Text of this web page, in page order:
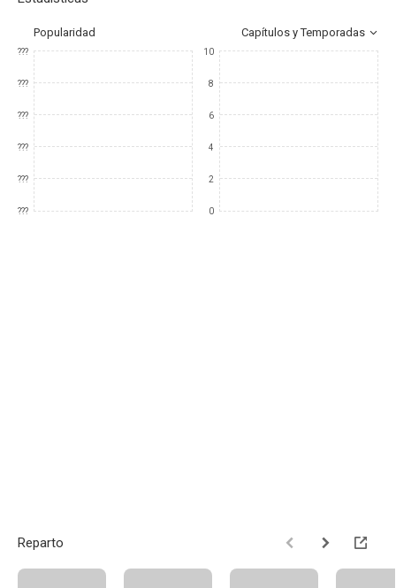
Popularidad Capítulos y Temporadas
???
???
???
???
???
???
10
8
6
4
2
0
Reparto